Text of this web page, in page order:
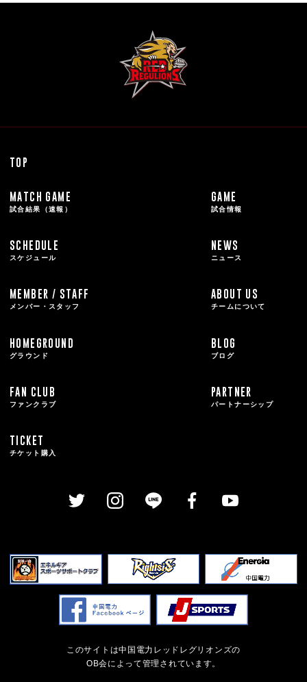
TOP
MATCH GAME
試合結果（速報）
GAME
試合情報
SCHEDULE
スケジュール
NEWS
ニュース
MEMBER / STAFF
メンバー・スタッフ
ABOUT US
チームについて
HOMEGROUND
グラウンド
BLOG
ブログ
FAN CLUB
ファンクラブ
PARTNER
パートナーシップ
TICKET
チケット購入
このサイトは中国電力レッドレグリオンズの
OB会によって管理されています。